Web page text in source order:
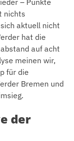
nichts
aktuell nicht
hat die
auf acht
meinen wir,
für die
Bremen und
der